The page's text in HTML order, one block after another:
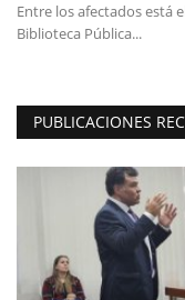
Entre los afectados está
Biblioteca Pública...
PUBLICACIONES